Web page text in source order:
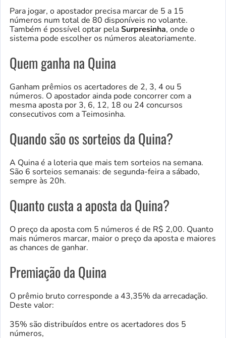
Para jogar, o apostador precisa marcar de 5 a 15
números num total de 80 disponíveis no volante.
Também é possível optar pelaSurpresinha, onde o
sistema pode escolher os números aleatoriamente.
Quem ganha na Quina
Ganham prêmios os acertadores de 2, 3, 4 ou 5
números. O apostador ainda pode concorrer com a
mesma aposta por 3, 6, 12, 18 ou 24 concursos
consecutivos com a Teimosinha.
Quando são os sorteios da Quina?
A Quina é a loteria que mais tem sorteios na semana.
São 6 sorteios semanais: de segunda-feira a sábado,
sempre às 20h.
Quanto custa a aposta da Quina?
O preço da aposta com 5 números é de R$ 2,00. Quanto
mais números marcar, maior o preço da aposta e maiores
as chances de ganhar.
Premiação da Quina
O prêmio bruto corresponde a 43,35% da arrecadação.
Deste valor:
35% são distribuídos entre os acertadores dos 5
números,